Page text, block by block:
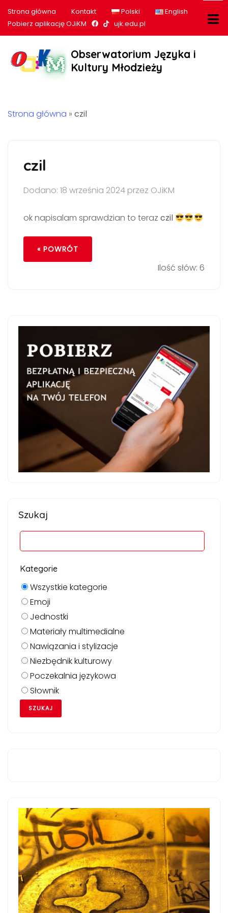
Strona główna Kontakt Polski
English
Pobierz aplikację OJiKM
Nasz profil na Facebook
Nasz profil na tiktok
ujk.edu.pl
Obserwatorium Języka i
Kultury Młodzieży
Strona główna » czil
czil
Dodano: 18 września 2024 przez OJiKM
ok napisalam sprawdzian to teraz czil
« POWRÓT
Ilość słów: 6
Szukaj
Kategorie
Wszystkie kategorie
Emoji
Jednostki
Materiały multimedialne
Nawiązania i stylizacje
Niezbędnik kulturowy
Poczekalnia językowa
Słownik